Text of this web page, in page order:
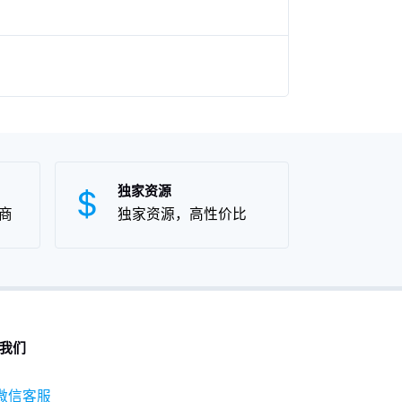
独家资源
独家资源，高性价比
们
信客服